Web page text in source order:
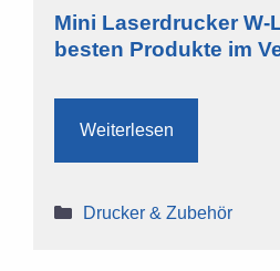
Mini Laserdrucker W-
besten Produkte im
Weiterlesen
Kategorien
Drucker & Zubehör